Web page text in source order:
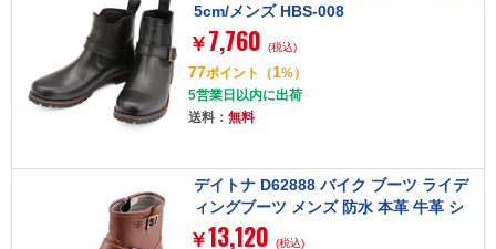
5cm/メンズ HBS-008
￥ 7,760 (税込)
77ポイント （1%）
5営業日以内に出荷
送料： 無料
デイトナ D62888 バイク ブーツ ライデ
ィングブーツ メンズ 防水 本革 牛革 シ
フトパッド付き サイドジップ エンジニ
￥13,120 (税込)